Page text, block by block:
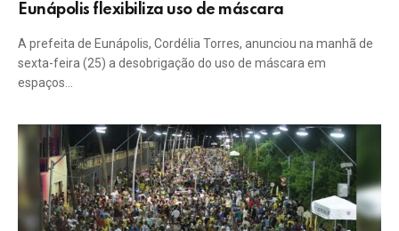
Eunápolis flexibiliza uso de máscara
A prefeita de Eunápolis, Cordélia Torres, anunciou na manhã de
sexta-feira (25) a desobrigação do uso de máscara em
espaços…